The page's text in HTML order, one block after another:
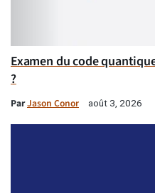
Examen du code
?
ParJason Conor août 3, 2026